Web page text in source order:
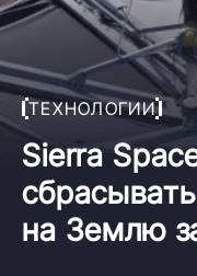
ТЕХНОЛОГИИ
Sierra
на Землю